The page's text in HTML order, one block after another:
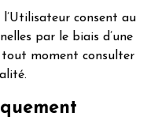
consent au
par le biais d’une
tout moment consulter